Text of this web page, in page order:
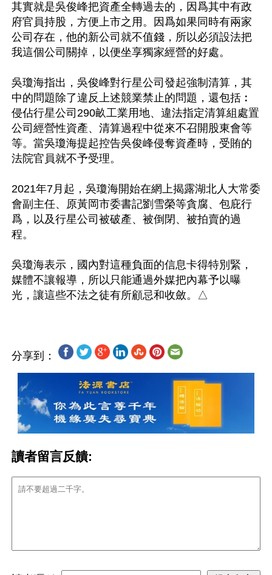
其實就是吳俊峰把資產全轉過去的，因爲其中有政
府官員持股，方便上市之用。因爲如果同時有兩家
公司存在，他的新公司就不值錢，所以必須設法把
我這個公司關掉，以便坐享獨家經營的好處。
吳瓊海指出，吳俊峰對行星公司發起強制清算，其
中的問題除了違反上述競業禁止的問題，還包括︰
侵佔行星公司290畝工業用地、違法指定清算組處置
公司經營性資產、清算過程中從來不召開股東會等
等。當吳瓊海提起控告吳俊峰侵奪資產時，受賄的
法院官員就不予受理。
2021年7月起，吳瓊海開始在網上揭露湖北人大常委
會副主任、原黃岡市委書記劉雪榮等貪腐、包庇行
爲，以及行星公司被破產、被倒閉、被拍賣的過
程。
吳瓊海表示，國內對這種負面的信息卡得特別緊，
媒體不讓報導，所以只能通過外媒把內幕予以曝
分享到：
讀者留言反饋: